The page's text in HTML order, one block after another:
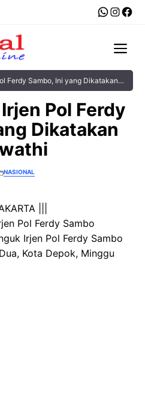
Ferdy Sambo, Ini yang Dikatakan
Pol Ferdy
Dikatakan
NASIONAL
|||
Pol Ferdy Sambo
Irjen Pol Ferdy Sambo
Kota Depok, Minggu